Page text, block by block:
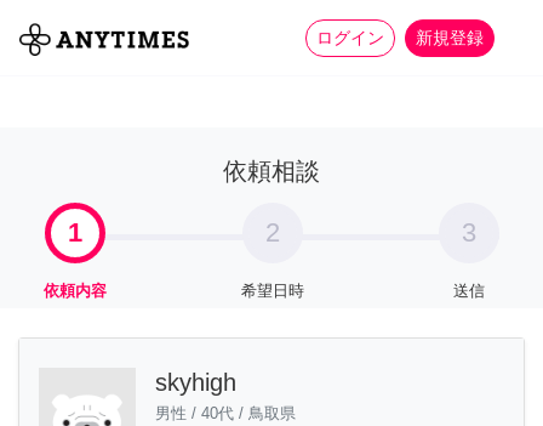
ログイン 新規登録
全て 家事 more_horiz
依頼相談
1
依頼内容
2
希望日時
3
送信
skyhigh
男性 / 40代 / 鳥取県